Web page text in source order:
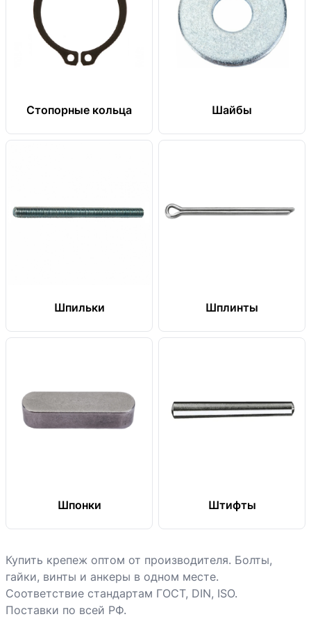
Стопорные кольца Шайбы
Шпильки Шплинты
Шпонки Штифты
Купить крепеж оптом от производителя. Болты,
гайки, винты и анкеры в одном месте.
Соответствие стандартам ГОСТ, DIN, ISO.
Поставки по всей РФ.